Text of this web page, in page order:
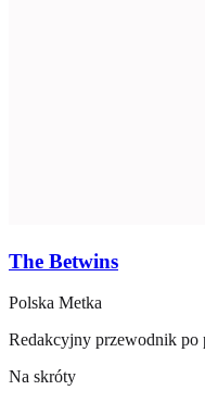
The Betwins
Polska Metka
Redakcyjny przewodnik po
Na skróty